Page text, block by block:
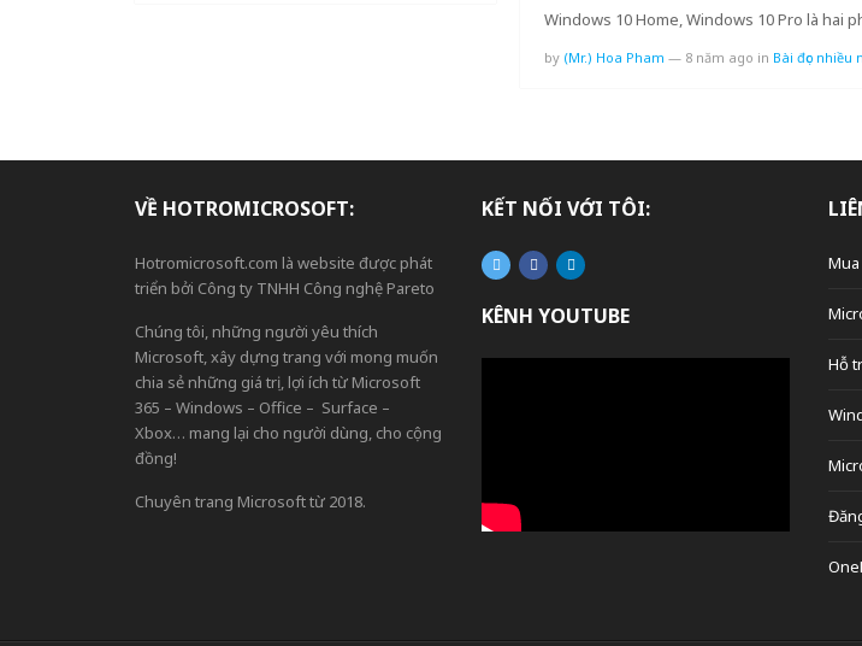
Windows 10 Home, Windows 10 Pro là hai
by (Mr.) Hoa Pham — 8 năm ago in Bài đọc nhiều
VỀ HOTROMICROSOFT:
Hotromicrosoft.com là website được phát
triển bởi Công ty TNHH Công nghệ Pareto
Chúng tôi, những người yêu thích
Microsoft, xây dựng trang với mong muốn
chia sẻ những giá trị, lợi ích từ Microsoft
365 – Windows – Office – Surface –
Xbox… mang lại cho người dùng, cho cộng
đồng!
Chuyên trang Microsoft từ 2018.
KẾT NỐI VỚI TÔI:
KÊNH YOUTUBE
Hỗ